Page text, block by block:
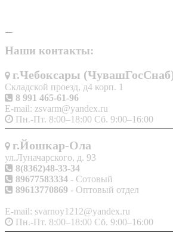
Наши контакты:
г.Чебоксары
Складской проезд, д4 корп. 1
8 991 465-61-96
E-mail: zsvarm@yandex.ru
Пн.-Пт. 8:00–18:00 Сб. 9:00–16:00
г.Йошкар-Ола
ул.Луначарского, д. 93
8(8362)48-33-34
89677583334 - Сотовый
89613770869 - Оптовый отдел
E-mail: svarnoy1212@yandex.ru
Пн.-Пт. 8:00–18:00 Сб. 9:00–16:00